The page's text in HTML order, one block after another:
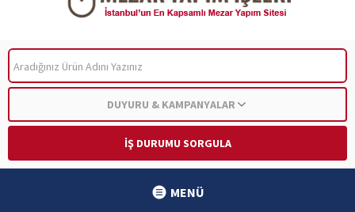
DUYURU & KAMPANYALAR
İŞ DURUMU SORGULA
MENÜ